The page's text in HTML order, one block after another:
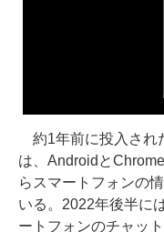
約1年前に投入され
は、Androidと
らスマートフォンの
いる。2022年後半に
ートフォンのチャッ